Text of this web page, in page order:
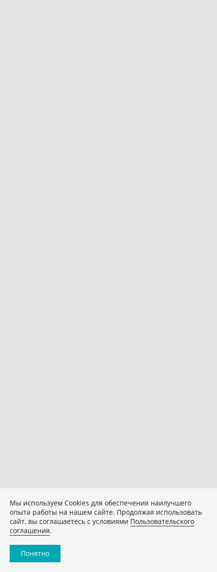
Мы используем Сookies для обеспечения наилучшего
опыта работы на нашем сайте. Продолжая использовать
сайт, вы соглашаетесь с условиями Пользовательского
соглашения.
Понятно